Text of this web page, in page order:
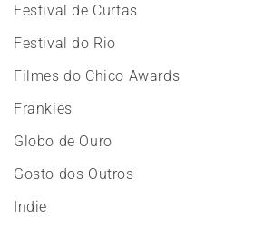
Festival de Curtas
Festival do Rio
Filmes do Chico Awards
Frankies
Globo de Ouro
Gosto dos Outros
Indie